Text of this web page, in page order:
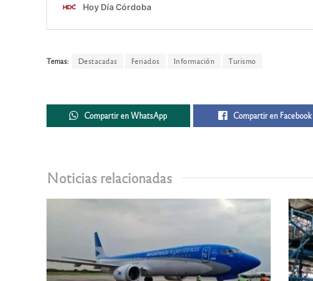
Temas: Destacadas Feriados Información Turismo
Compartir en WhatsApp Compartir en Facebook
Noticias relacionadas